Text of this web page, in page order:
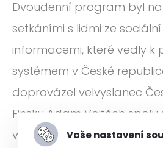
Dvoudenní program byl
setkáními s lidmi ze
informacemi, které vedly k
systémem v České
doprovázel velvyslanec
Finsku Adam Vojtěch
velvyslanectví. Program
Vaše nastavení